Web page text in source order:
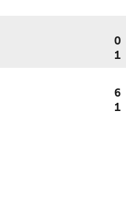
0
1
6
1